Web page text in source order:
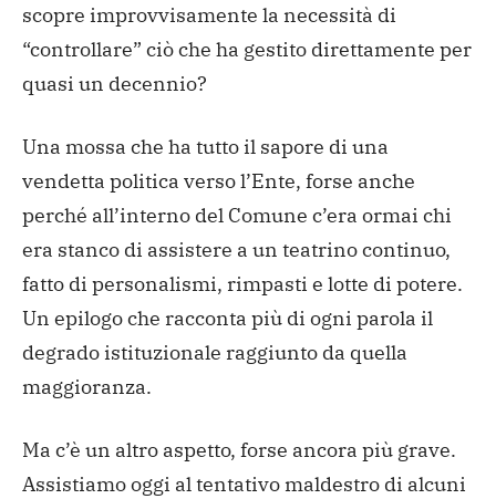
scopre improvvisamente la necessità di
“controllare” ciò che ha gestito direttamente per
quasi un decennio?
Una mossa che ha tutto il sapore di una
vendetta politica verso l’Ente, forse anche
perché all’interno del Comune c’era ormai chi
era stanco di assistere a un teatrino continuo,
fatto di personalismi, rimpasti e lotte di potere.
Un epilogo che racconta più di ogni parola il
degrado istituzionale raggiunto da quella
maggioranza.
Ma c’è un altro aspetto, forse ancora più grave.
Assistiamo oggi al tentativo maldestro di alcuni